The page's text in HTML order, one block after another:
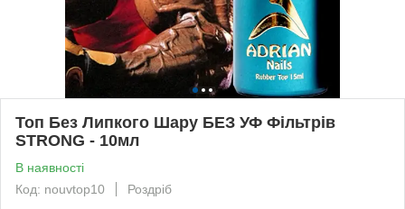
Топ Без Липкого Шару БЕЗ УФ Фільтрів
STRONG - 10мл
В наявності
Код: nouvtop10
Роздріб